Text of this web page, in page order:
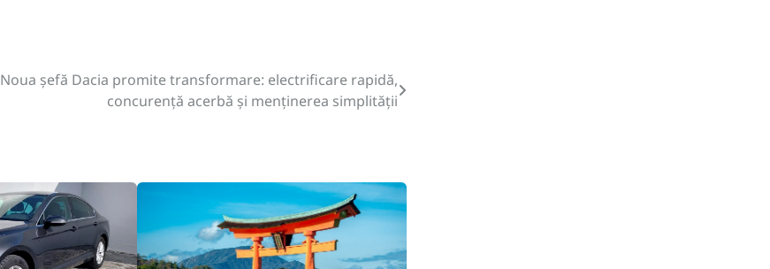
Noua șefă Dacia promite transformare: electrificare rapidă,
concurență acerbă și menținerea simplității